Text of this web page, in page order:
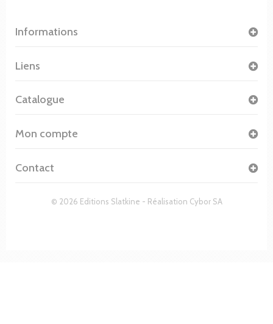
Informations
© 2026 Editions Slatkine - Réalisation Cybor SA
Liens
Catalogue
Mon compte
Contact